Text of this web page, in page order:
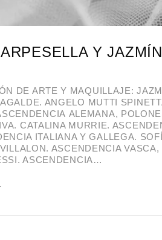
Y JAZMÍN
DE ARTE Y MAQUILLAJE:
ANGELO MUTTI
ALEMANA,
CATALINA MURRIE.
ITALIANA Y GALLEGA.
ASCENDENCIA VASCA,
ASCENDENCIA…